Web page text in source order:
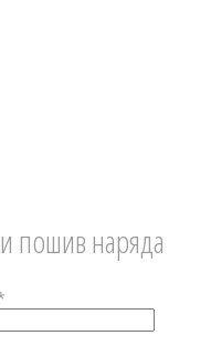
пошив наряда